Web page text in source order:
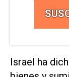
Israel ha